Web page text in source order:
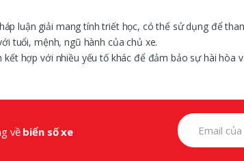
luận giải mang tính triết học, có thể sử dụng để
tuổi, mệnh, ngũ hành của chủ xe.
hợp với nhiều yếu tố khác để đảm bảo sự hài hòa
vềbiển số xe